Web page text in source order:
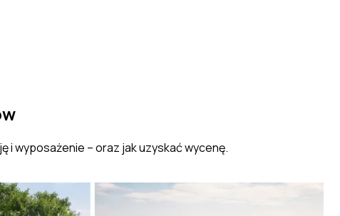
i wyposażenie – oraz jak uzyskać wycenę.